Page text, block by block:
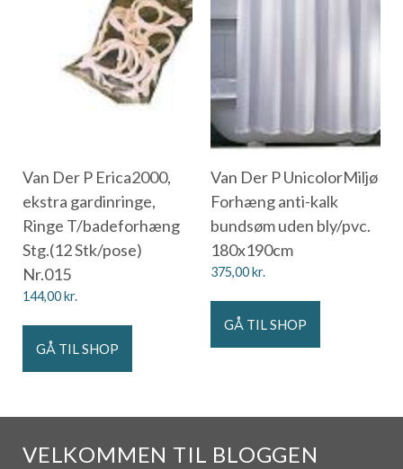
Van Der P Erica2000,
ekstra gardinringe,
Ringe T/badeforhæng
Stg.(12 Stk/pose)
Nr.015
144,00kr.
GÅ TIL SHOP
Van Der P UnicolorMiljø
Forhæng anti-kalk
bundsøm uden bly/pvc.
180x190cm
375,00kr.
GÅ TIL SHOP
VELKOMMEN TIL BLOGGEN